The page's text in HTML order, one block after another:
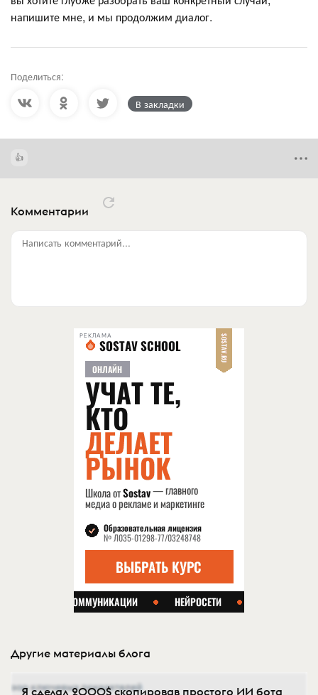
напишите мне, и мы продолжим диалог.
Поделиться:
В закладки
Комментарии
Написать комментарий...
РЕКЛАМА
Другие материалы блога
Я сделал 2000$ скопировав простого ИИ бота